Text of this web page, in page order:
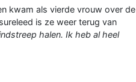
kwam als vierde vrouw over de
is ze weer terug van
halen. Ik heb al heel